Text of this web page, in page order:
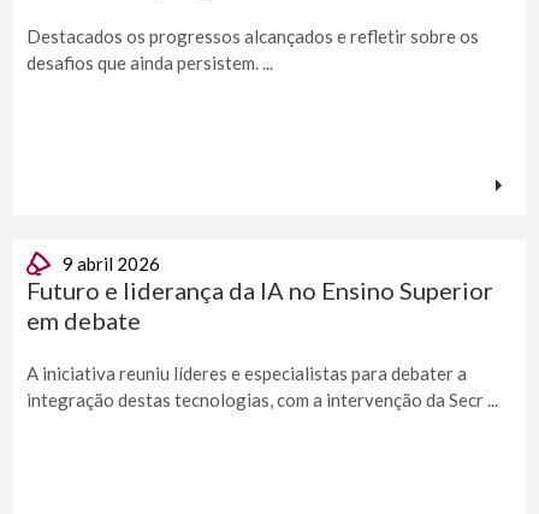
Destacados os progressos alcançados e refletir sobre os
desafios que ainda persistem. ...
9 abril 2026
Futuro e liderança da IA no Ensino Superior
em debate
A iniciativa reuniu líderes e especialistas para debater a
integração destas tecnologias, com a intervenção da Secr ...